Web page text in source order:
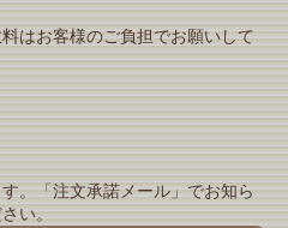
はお客様のご負担でお願いして
。「注文承諾メール」でお知ら
い。